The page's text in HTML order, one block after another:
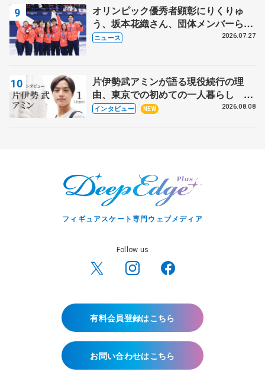
オリンピック優秀者顕彰にりくりゅ
う、坂本花織さん、団体メンバーら
8月7日に文科省が表彰式、ブルーノ・
ニュース 2026.07.27
片伊勢武アミンが語る現役続行の理
由、東京での初めての一人暮らし 注
目スケーターの「今」に迫る
インタビュー NEW 2026.08.08
フィギュアスケート専門ウェブメディア
Follow us
有料会員登録はこちら
お問い合わせはこちら